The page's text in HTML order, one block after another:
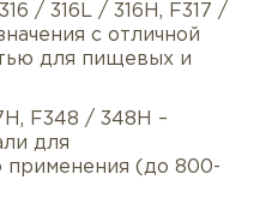
/ 316L / 316H, F317 /
с отличной
для пищевых и
F348 / 348H –
для
применения (до 800-